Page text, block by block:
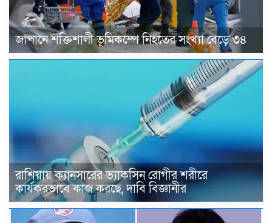
জাপানে শক্তিশালী ভূমিকম্পে নিহতের সংখ্যা বেড়ে ৩৪
রাশিয়ায় ক্যানসারের ভ্যাকসিন রোগীর শরীরে
কার্যকরভাবে কাজ করছে, দাবি বিজ্ঞানীর